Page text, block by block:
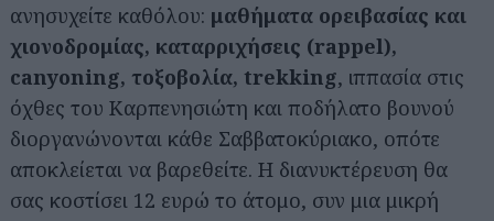
ανησυχείτε καθόλου: μαθήματα ορειβασίας και
χιονοδρομίας, καταρριχήσεις (rappel),
canyoning, τοξοβολία, trekking, ιππασία στις
όχθες του Καρπενησιώτη και ποδήλατο βουνού
διοργανώνονται κάθε Σαββατοκύριακο, οπότε
αποκλείεται να βαρεθείτε. Η διανυκτέρευση θα
σας κοστίσει 12 ευρώ το άτομο, συν μια μικρή